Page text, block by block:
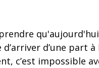
d’arriver d’une part
c’est impossible